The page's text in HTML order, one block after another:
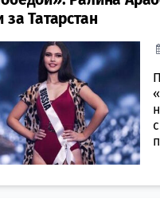
за Татарстан